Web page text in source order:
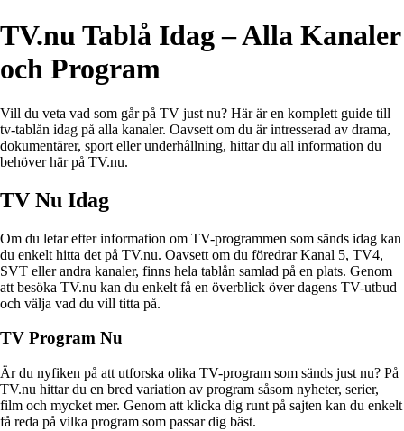
TV.nu Tablå Idag – Alla Kanaler
och Program
Vill du veta vad som går på TV just nu? Här är en komplett guide till
tv-tablån idag på alla kanaler. Oavsett om du är intresserad av drama,
dokumentärer, sport eller underhållning, hittar du all information du
behöver här på TV.nu.
TV Nu Idag
Om du letar efter information om TV-programmen som sänds idag kan
du enkelt hitta det på TV.nu. Oavsett om du föredrar Kanal 5, TV4,
SVT eller andra kanaler, finns hela tablån samlad på en plats. Genom
att besöka TV.nu kan du enkelt få en överblick över dagens TV-utbud
och välja vad du vill titta på.
TV Program Nu
Är du nyfiken på att utforska olika TV-program som sänds just nu? På
TV.nu hittar du en bred variation av program såsom nyheter, serier,
film och mycket mer. Genom att klicka dig runt på sajten kan du enkelt
få reda på vilka program som passar dig bäst.